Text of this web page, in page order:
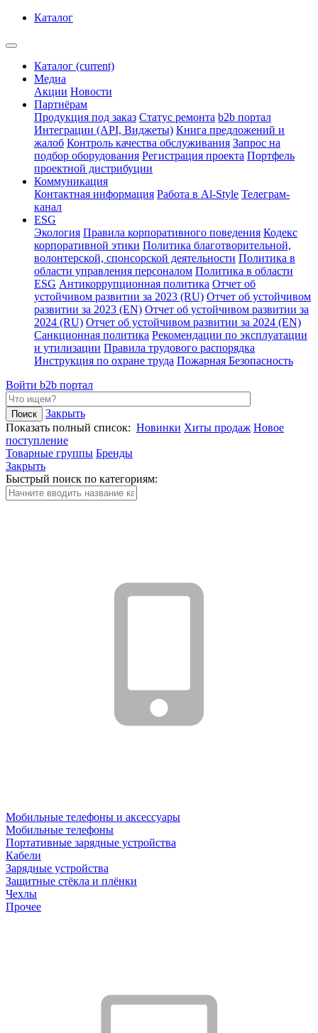
Каталог
Каталог (current)
Медиа
Акции Новости
Партнёрам
Продукция под заказ Статус ремонта b2b портал
Интеграции (API, Виджеты) Книга предложений и
жалоб Контроль качества обслуживания Запрос на
подбор оборудования Регистрация проекта Портфель
проектной дистрибуции
Коммуникация
Контактная информация Работа в Al-Style Телеграм-
канал
ESG
Экология Правила корпоративного поведения Кодекс
корпоративной этики Политика благотворительной,
волонтерской, спонсорской деятельности Политика в
области управления персоналом Политика в области
ESG Антикоррупционная политика Отчет об
устойчивом развитии за 2023 (RU) Отчет об устойчивом
развитии за 2023 (EN) Отчет об устойчивом развитии за
2024 (RU) Отчет об устойчивом развитии за 2024 (EN)
Санкционная политика Рекомендации по эксплуатации
и утилизации Правила трудового распорядка
Инструкция по охране труда Пожарная Безопасность
Войти b2b портал
Закрыть
Показать полный список: Новинки Хиты продаж Новое
поступление
Товарные группы Бренды
Закрыть
Быстрый поиск по категориям:
Мобильные телефоны и аксессуары
Мобильные телефоны
Портативные зарядные устройства
Кабели
Зарядные устройства
Защитные стёкла и плёнки
Чехлы
Прочее